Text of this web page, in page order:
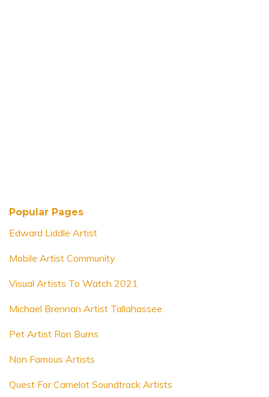
Popular Pages
Edward Liddle Artist
Mobile Artist Community
Visual Artists To Watch 2021
Michael Brennan Artist Tallahassee
Pet Artist Ron Burns
Non Famous Artists
Quest For Camelot Soundtrack Artists